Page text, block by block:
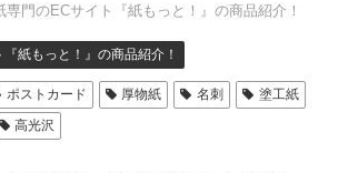
専門のECサイト『紙もっと！』の商品紹介！
紙もっと！』の商品紹介！
ポストカード 厚物紙 名刺
塗工紙
高光沢